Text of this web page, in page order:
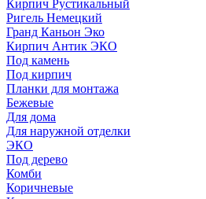
Кирпич Рустикальный
Ригель Немецкий
Гранд Каньон Эко
Кирпич Антик ЭКО
Под камень
Под кирпич
Планки для монтажа
Бежевые
Для дома
Для наружной отделки
ЭКO
Под дерево
Комби
Коричневые